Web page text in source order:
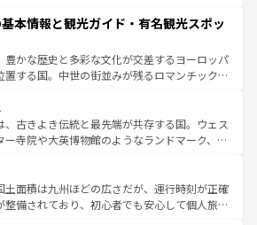
によって風土や気候が異なるスペインはその個
覧 を参照してほしい。
魅力が詰まっている。華麗な宮殿、歴史的な大
いビーチ、そして豊かな自然が、訪れる者を心
る。また、フランスは美食の国としても知ら
ス料理はユネスコ無形文化遺産にも登録されて
ベンダー畑など、多彩な楽しみ方が可能だ。さ
以外の地域にも魅力が溢れており、どの街角に
史と文化が息づいている。パリ以外の個性あふ
ほしい。
本情報と観光ガイド・有名観光スポッ
豊かな歴史と多彩な文化が交差するヨーロッパ
置する国。中世の街並みが残るロマンチック街
の国は、どこを歩いても飽きることがない。ベ
化的活気、バイエルン州のアルプスの絶景、そ
川沿いのワイン畑といった風景は必見。ビール
人にはぜひ体験してほしい。 なお、新着の
はコンテンツ一覧を参照してほしい。
、古きよき伝統と最先端が共存する国。ウェス
ー寺院や大英博物館のようなランドマーク、歴
異なる魅力がある。また、優雅なアフタヌーン
ール好きにはたまらない英国パブ、サッカー観
場だからこそできる体験も豊富。イギリスを旅
土面積は九州ほどの広さだが、運行時刻が正確
整備されており、初心者でも安心して個人旅行